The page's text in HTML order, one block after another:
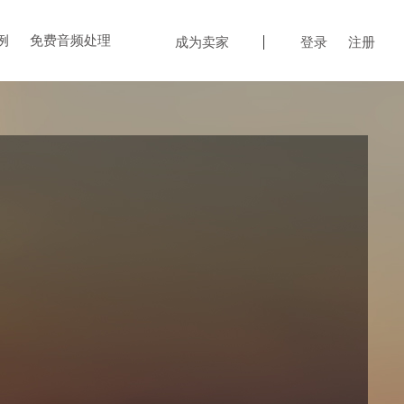
免费音频处理 成为卖家 登录 注册